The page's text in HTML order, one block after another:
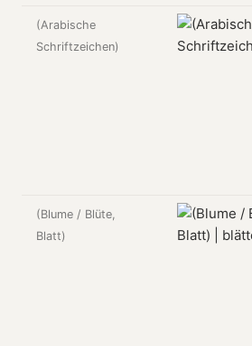
(Arabische
Schriftzeichen)
(Blume / Blüte,
Blatt)